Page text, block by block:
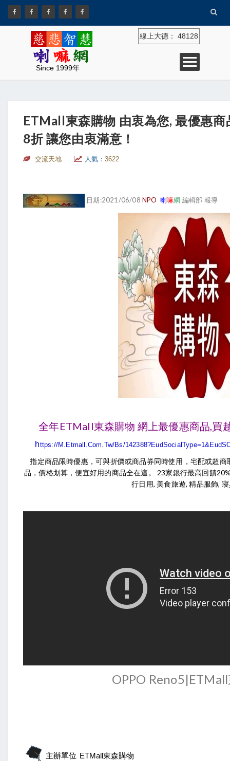
Since 1999年
線上大德： 48128
ETMall東森購物 由衷為您, 最優惠
8折 讓您由衷滿意！
交流天地 人氣： 3622
日期:2021/06/08 NPO 喇嘛網 編輯部 報導
全年ETMall東森購物 網上最優惠商品,買
hTtps://m.etmall.com.tw/bs/
指定商品限時優惠，可與折價或商品券同時使用，宅配或超
品，價格划算，便宜好用的商品全在這。 23家銀行最高回饋
行日用, 美食旅遊, 精品服飾,
OPPO
主辦單位 ETMall東森購物